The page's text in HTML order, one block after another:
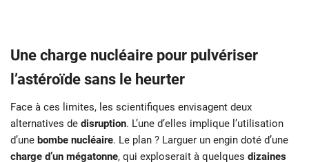
Une charge nucléaire pour pulvériser
l’astéroïde sans le heurter
Face à ces limites, les scientifiques envisagent deux
alternatives de disruption. L’une d’elles implique l’utilisation
d’une bombe nucléaire. Le plan ? Larguer un engin doté d’une
charge d’un mégatonne, qui exploserait à quelques dizaines